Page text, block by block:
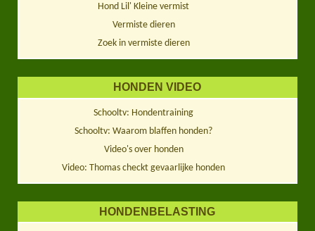
Hond Lil' Kleine vermist
Vermiste dieren
Zoek in vermiste dieren
HONDEN VIDEO
Schooltv: Hondentraining
Schooltv: Waarom blaffen honden?
Video's over honden
Video: Thomas checkt gevaarlijke honden
HONDENBELASTING